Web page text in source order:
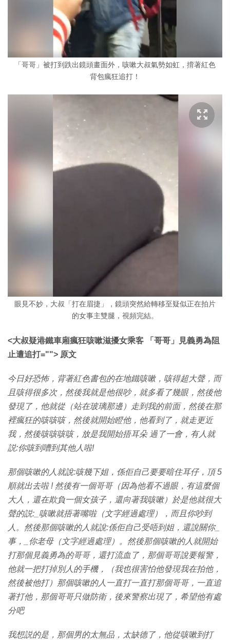
「哥哥」被打到跌出鏡頭畫面外，咳嗽大叔氣勢如虹，揹著紅色
背包瘋狂追打！
眼見不妙，大叔「打在眉捷」，鏡頭突然給轉移至疑似正在拍片
的女事主雙腿，視頻完結。
<大叔疑港鐵車廂瘋狂咳嗽滋擾女乘客 「哥哥」見義勇為阻
止遭追打=""> 原文
今日好恐怖，背著紅色書包的在地鐵咳嗽，咳得超大聲，而
且咳得很多次，然後我就是他很吵，就多看了幾眼，然後他
發現了，他就從（站在玻璃那邊）走到我的前面，然後在那
裡瘋狂的咳咳咳，然後就開始瞪他，他看到了，就走更近
我，然後咳咳咳咳，放是我開始捂耳朵 過了一會，有人就
説:你咳到嘈到其他人啦!
那個咳嗽的人就說:咳幾下姐，係佢自己要要暗住耳仔，頂 5
順就出去啦 ! 然後有一個哥哥（因為他看不過眼，有這麼個
大人，還在欺負一個女孩子，還向著我咳嗽）於是他就很大
聲的説:_咳嗽就捂著嘴啦（文字經過處理），而且你吵到
人。然後那個咳嗽的人就說:係佢自己受唔到姐，還說關你_
事，_你老母（文字經過處理）。然後那個咳嗽的人就開始
打那個見義勇為的哥哥，還打流血了，那個哥哥說要報警，
他就一把打掉別人的手機，（我也很害怕他發現我在拍他，
然後被他打）那個咳嗽的人一直打一直打那個哥哥，一直追
著打他，那個哥哥只做防衛，後來警察出現了，希望他有處
分吧
我想説的是，那個男的太無品，太缺德了，他從咳嗽到打